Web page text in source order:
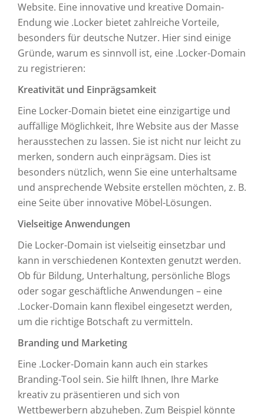
Website. Eine innovative und kreative Domain-
Endung wie .Locker bietet zahlreiche Vorteile,
besonders für deutsche Nutzer. Hier sind einige
Gründe, warum es sinnvoll ist, eine .Locker-Domain
zu registrieren:
Kreativität und Einprägsamkeit
Eine Locker-Domain bietet eine einzigartige und
auffällige Möglichkeit, Ihre Website aus der Masse
herausstechen zu lassen. Sie ist nicht nur leicht zu
merken, sondern auch einprägsam. Dies ist
besonders nützlich, wenn Sie eine unterhaltsame
und ansprechende Website erstellen möchten, z. B.
eine Seite über innovative Möbel-Lösungen.
Vielseitige Anwendungen
Die Locker-Domain ist vielseitig einsetzbar und
kann in verschiedenen Kontexten genutzt werden.
Ob für Bildung, Unterhaltung, persönliche Blogs
oder sogar geschäftliche Anwendungen – eine
.Locker-Domain kann flexibel eingesetzt werden,
um die richtige Botschaft zu vermitteln.
Branding und Marketing
Eine .Locker-Domain kann auch ein starkes
Branding-Tool sein. Sie hilft Ihnen, Ihre Marke
kreativ zu präsentieren und sich von
Wettbewerbern abzuheben. Zum Beispiel könnte